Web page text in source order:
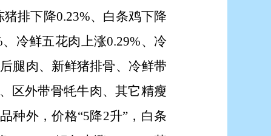
猪排下降0.23%、白条鸡下降
冷鲜五花肉上涨0.29%、冷
腿肉、新鲜猪排骨、冷鲜带
区外带骨牦牛肉、其它精瘦
种外，价格“5降2升” ，白条